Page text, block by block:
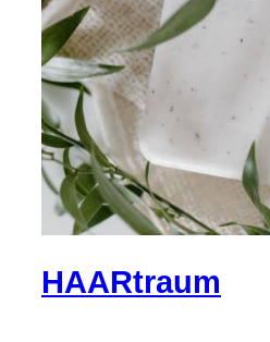
HAARtraum